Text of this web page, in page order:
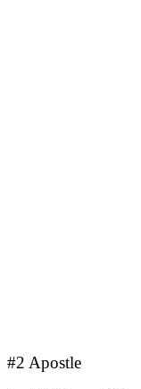
#2 Apostle